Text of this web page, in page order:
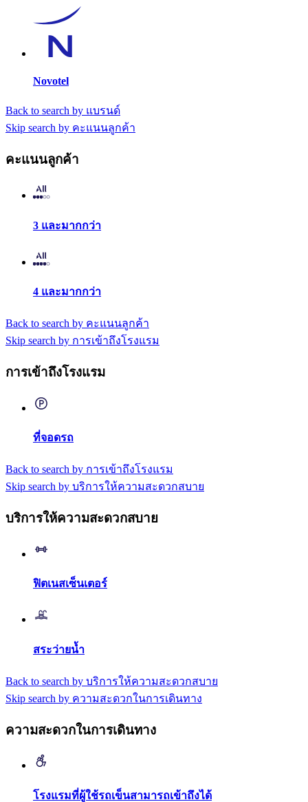
Novotel
Back to search by แบรนด์
Skip search by คะแนนลูกค้า
คะแนนลูกค้า
3 และมากกว่า
4 และมากกว่า
Back to search by คะแนนลูกค้า
Skip search by การเข้าถึงโรงแรม
การเข้าถึงโรงแรม
ที่จอดรถ
Back to search by การเข้าถึงโรงแรม
Skip search by บริการให้ความสะดวกสบาย
บริการให้ความสะดวกสบาย
ฟิตเนสเซ็นเตอร์
สระว่ายน้ำ
Back to search by บริการให้ความสะดวกสบาย
Skip search by ความสะดวกในการเดินทาง
ความสะดวกในการเดินทาง
โรงแรมที่ผู้ใช้รถเข็นสามารถเข้าถึงได้